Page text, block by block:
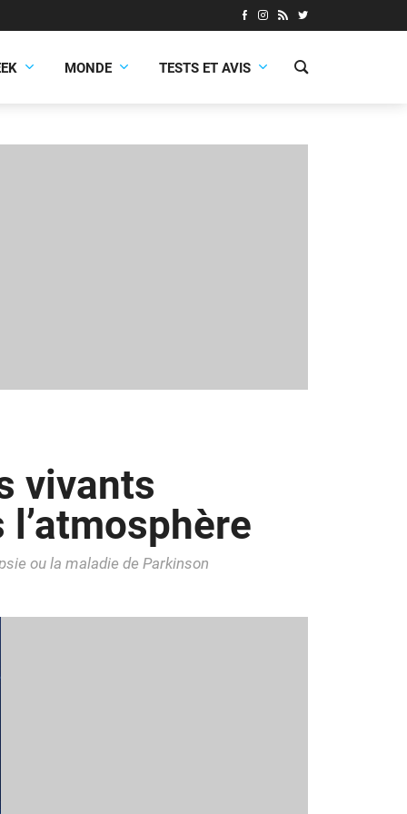
MONDE TESTS ET AVIS
vivants
ou la maladie de Parkinson